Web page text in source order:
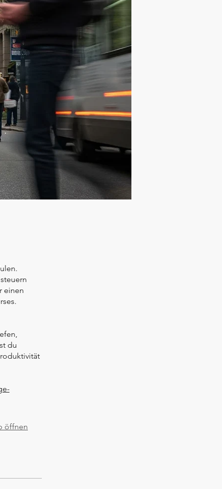
einen
du
öffnen